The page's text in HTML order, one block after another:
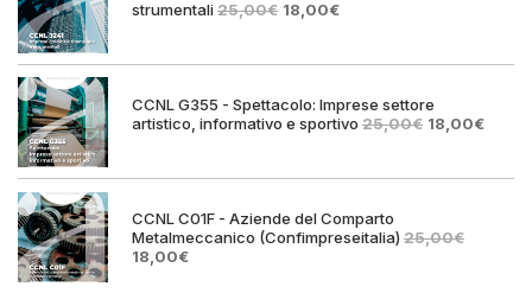
strumentali25,00€ Il
era:
18,00€Il
è:
CCNL G355 - Spettacolo: Imprese settore
artistico, informativo e sportivo 25,00€ Il
era:
18,00€Il
è:
CCNL C01F - Aziende del Comparto
Metalmeccanico (Confimpreseitalia) 25,00€
Il18,00€Il